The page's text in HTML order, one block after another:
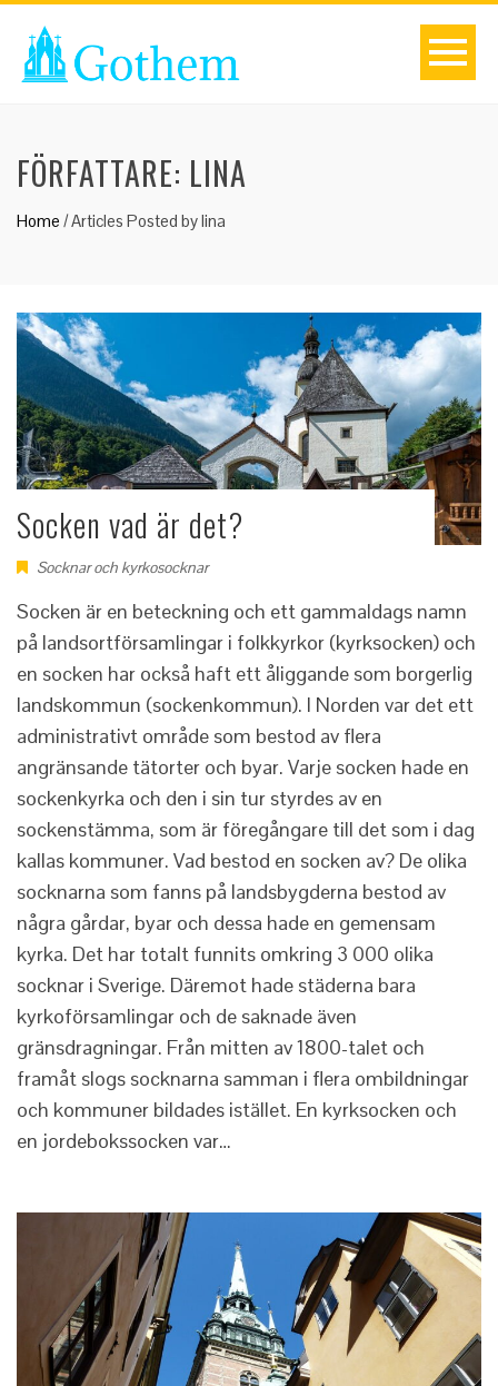
FÖRFATTARE: LINA
Home /Articles Posted by lina
Socken vad är det?
Socknar och kyrkosocknar
Socken är en beteckning och ett gammaldags namn
på landsortförsamlingar i folkkyrkor (kyrksocken) och
en socken har också haft ett åliggande som borgerlig
landskommun (sockenkommun). I Norden var det ett
administrativt område som bestod av flera
angränsande tätorter och byar. Varje socken hade en
sockenkyrka och den i sin tur styrdes av en
sockenstämma, som är föregångare till det som i dag
kallas kommuner. Vad bestod en socken av? De olika
socknarna som fanns på landsbygderna bestod av
några gårdar, byar och dessa hade en gemensam
kyrka. Det har totalt funnits omkring 3 000 olika
socknar i Sverige. Däremot hade städerna bara
kyrkoförsamlingar och de saknade även
gränsdragningar. Från mitten av 1800-talet och
framåt slogs socknarna samman i flera ombildningar
och kommuner bildades istället. En kyrksocken och
en jordebokssocken var…